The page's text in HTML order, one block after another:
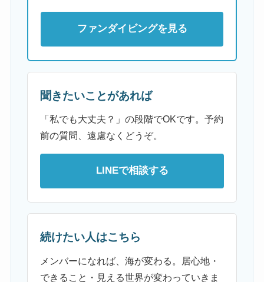
ファンダイビングを見る
聞きたいことがあれば
「私でも大丈夫？」の段階でOKです。予約
前の質問、遠慮なくどうぞ。
LINEで相談する
続けたい人はこちら
メンバーになれば、海が変わる。居心地・
できること・見える世界が変わっていきま